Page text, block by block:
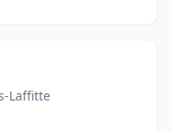
Laffitte